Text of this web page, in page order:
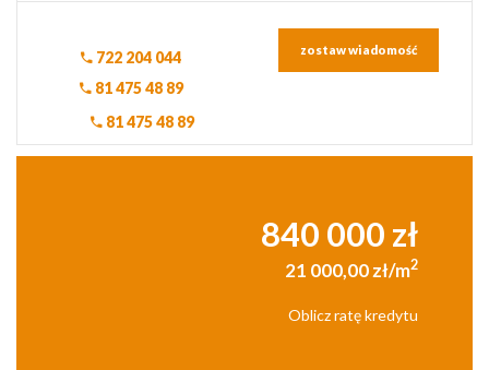
722 204 044
81 475 48 89
81 475 48 89
zostaw wiadomość
840 000 zł
21 000,00 zł/m2
Oblicz ratę kredytu